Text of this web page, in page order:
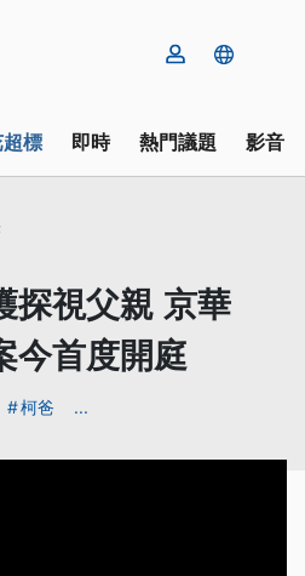
標 即時 熱門議題 影音
探視父親 京華
今首度開庭
柯爸 ...